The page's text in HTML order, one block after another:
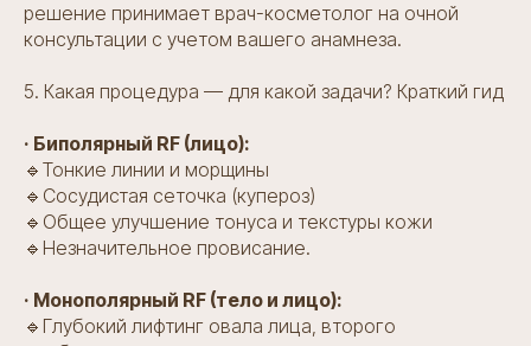
решение принимает врач-косметолог на очной
консультации с учетом вашего анамнеза.
5. Какая процедура — для какой задачи? Краткий гид
· Биполярный RF (лицо):
🔹Тонкие линии и морщины
🔹Сосудистая сеточка (купероз)
🔹Общее улучшение тонуса и текстуры кожи
🔹Незначительное провисание.
· Монополярный RF (тело и лицо):
🔹Глубокий лифтинг овала лица, второго